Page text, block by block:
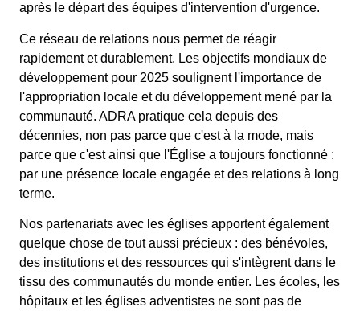
après le départ des équipes d'intervention d'urgence.
Ce réseau de relations nous permet de réagir
rapidement et durablement. Les objectifs mondiaux de
développement pour 2025 soulignent l'importance de
l'appropriation locale et du développement mené par la
communauté. ADRA pratique cela depuis des
décennies, non pas parce que c'est à la mode, mais
parce que c'est ainsi que l'Église a toujours fonctionné :
par une présence locale engagée et des relations à long
terme.
Nos partenariats avec les églises apportent également
quelque chose de tout aussi précieux : des bénévoles,
des institutions et des ressources qui s'intègrent dans le
tissu des communautés du monde entier. Les écoles, les
hôpitaux et les églises adventistes ne sont pas de